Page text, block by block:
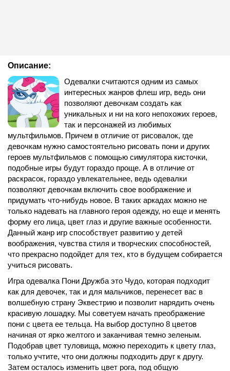
Описание:
Одевалки считаются одним из самых
интересных жанров флеш игр, ведь они
позволяют девочкам создать как
уникальных и ни на кого непохожих героев,
так и персонажей из любимых
мультфильмов. Причем в отличие от рисовалок, где
девочкам нужно самостоятельно рисовать пони и других
героев мультфильмов с помощью симулятора кисточки,
подобные игры будут гораздо проще. А в отличие от
раскрасок, гораздо увлекательнее, ведь одевалки
позволяют девочкам включить свое воображение и
придумать что-нибудь новое. В таких аркадах можно не
только надевать на главного героя одежду, но еще и менять
форму его лица, цвет глаз и другие важные особенности.
Данный жанр игр способствует развитию у детей
воображения, чувства стиля и творческих способностей,
что прекрасно подойдет для тех, кто в будущем собирается
учиться рисовать.
Игра одевалка Пони Дружба это Чудо, которая подходит
как для девочек, так и для мальчиков, перенесет вас в
волшебную страну Эквестрию и позволит нарядить очень
красивую лошадку. Мы советуем начать преображение
пони с цвета ее тельца. На выбор доступно 8 цветов
начиная от ярко желтого и заканчивая темно зеленым.
Подобрав цвет туловища, можно переходить к цвету глаз,
только учтите, что они должны подходить друг к другу.
Затем осталось изменить цвет рога, под общую